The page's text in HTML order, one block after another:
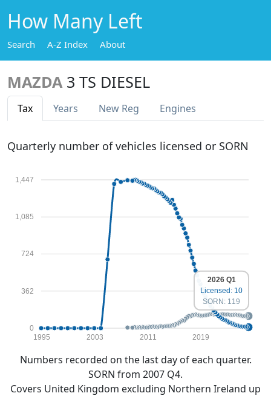
How Many Left
Search A-Z Index About
MAZDA 3 TS DIESEL
Tax Years New Reg Engines
Quarterly number of vehicles licensed or SORN
0
362
724
1,085
1,447
1995 2003 2011 2019
2026 Q1
Licensed: 10
SORN: 119
Numbers recorded on the last day of each quarter.
SORN from 2007 Q4.
Covers United Kingdom excluding Northern Ireland up